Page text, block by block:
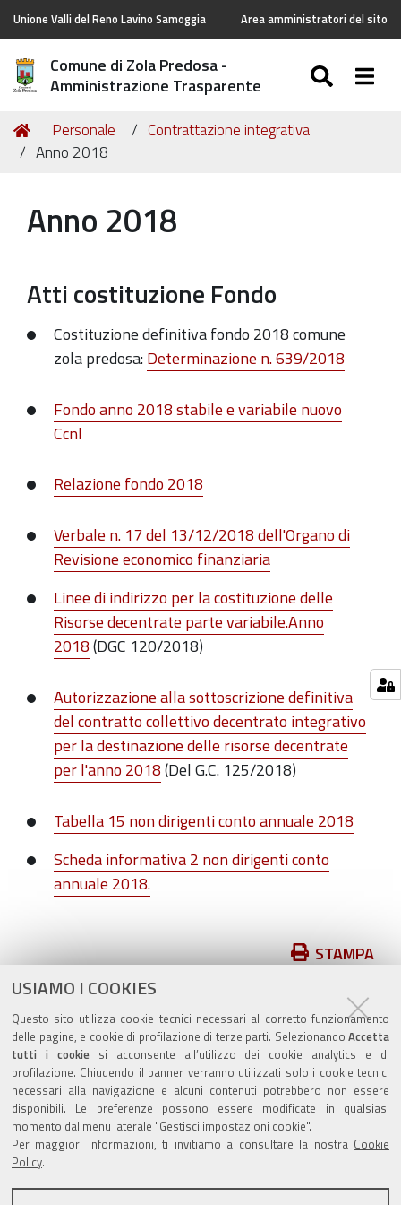
USIAMO I COOKIES
Questo sito utilizza cookie tecnici necessari al corretto funzionamento
delle pagine, e cookie di profilazione di terze parti. Selezionando Accetta
tutti i cookiesi acconsente all’utilizzo dei cookie analytics e di
profilazione. Chiudendo il banner verranno utilizzati solo i cookie tecnici
necessari alla navigazione e alcuni contenuti potrebbero non essere
disponibili. Le preferenze possono essere modificate in qualsiasi
momento dal menu laterale "Gestisci impostazioni cookie".
Per maggiori informazioni, ti invitiamo a consultare la nostra Cookie
Policy.
Unione Valli del Reno Lavino Samoggia Area amministratori del sito
Comune di Zola Predosa -
Amministrazione Trasparente
Tu
sei
Home
Personale
Contrattazione integrativa
Anno 2018
Anno 2018
Atti costituzione Fondo
Costituzione definitiva fondo 2018 comune
zola predosa:Determinazione n. 639/2018
Fondo anno 2018 stabile e variabile nuovo
Ccnl
Relazione fondo 2018
Verbale n. 17 del 13/12/2018 dell'Organo di
Revisione economico finanziaria
Linee di indirizzo per la costituzione delle
Risorse decentrate parte variabile.Anno
2018(DGC 120/2018)
Autorizzazione alla sottoscrizione definitiva
del contratto collettivo decentrato integrativo
per la destinazione delle risorse decentrate
per l'anno 2018(Del G.C. 125/2018)
Tabella 15 non dirigenti conto annuale 2018
Scheda informativa 2 non dirigenti conto
annuale 2018.
Azioni
sul
documento
STAMPA
pubblicato il28/12/2018
ultima modifica11/02/2020
Valuta questo sito